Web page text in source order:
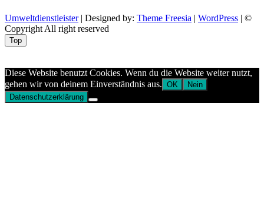
Umweltdienstleister| Designed by: Theme Freesia | WordPress | ©
Copyright All right reserved
Top
Diese Website benutzt Cookies. Wenn du die Website weiter nutzt,
gehen wir von deinem Einverständnis aus. OK
Nein
Datenschutzerklärung